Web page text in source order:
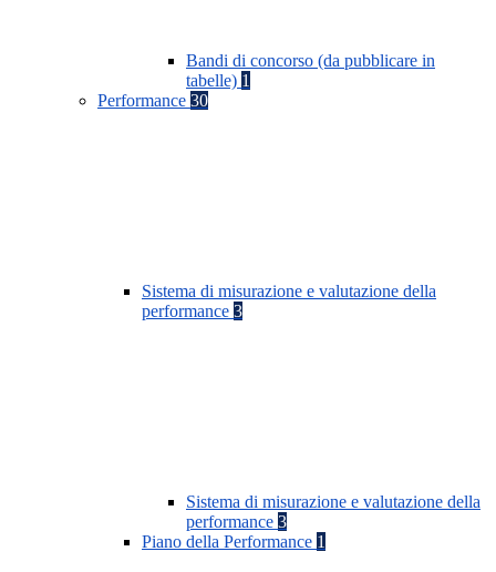
Bandi di concorso (da pubblicare in
tabelle) 1
Performance 30
Sistema di misurazione e valutazione della
performance 3
Sistema di misurazione e valutazione della
performance 3
Piano della Performance 1